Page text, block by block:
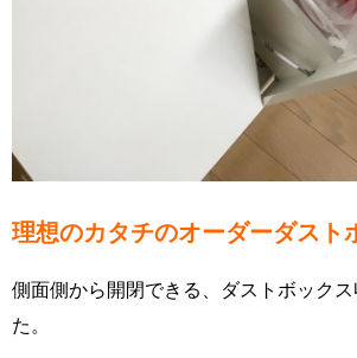
理想のカタチのオーダーダスト
側面側から開閉できる、ダストボック
た。